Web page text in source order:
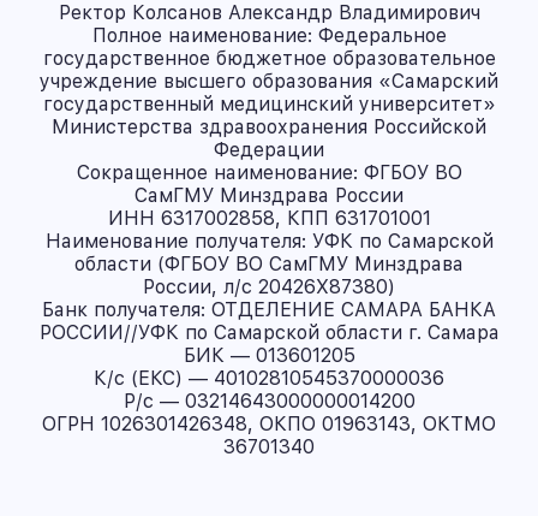
Ректор Колсанов Александр Владимирович
Полное наименование: Федеральное
государственное бюджетное образовательное
учреждение высшего образования «Самарский
государственный медицинский университет»
Министерства здравоохранения Российской
Федерации
Сокращенное наименование: ФГБОУ ВО
СамГМУ Минздрава России
ИНН 6317002858, КПП 631701001
Наименование получателя: УФК по Самарской
области (ФГБОУ ВО СамГМУ Минздрава
России, л/с 20426X87380)
Банк получателя: ОТДЕЛЕНИЕ САМАРА БАНКА
РОССИИ//УФК по Самарской области г. Самара
БИК — 013601205
К/с (ЕКС) — 40102810545370000036
Р/с — 03214643000000014200
ОГРН 1026301426348, ОКПО 01963143, ОКТМО
36701340